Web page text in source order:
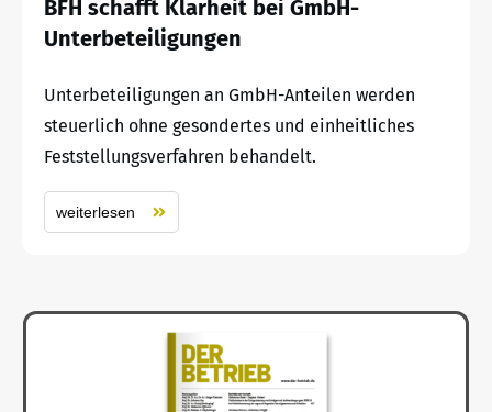
BFH schafft Klarheit bei GmbH-
Unterbeteiligungen
Unterbeteiligungen an GmbH-Anteilen werden
steuerlich ohne gesondertes und einheitliches
Feststellungsverfahren behandelt.
weiterlesen